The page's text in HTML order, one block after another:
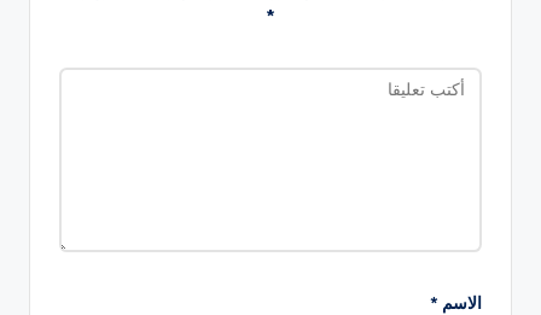
*
الاسم *